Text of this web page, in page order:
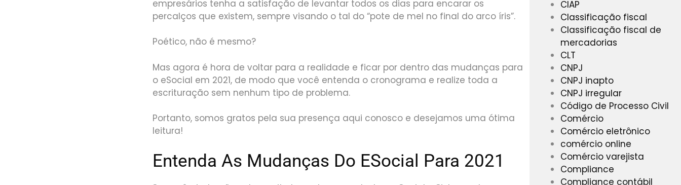
empresários tenha a satisfação de levantar todos os dias para encarar os
percalços que existem, sempre visando o tal do “pote de mel no final do arco íris”.
Poético, não é mesmo?
Mas agora é hora de voltar para a realidade e ficar por dentro das mudanças para
o eSocial em 2021, de modo que você entenda o cronograma e realize toda a
escrituração sem nenhum tipo de problema.
Portanto, somos gratos pela sua presença aqui conosco e desejamos uma ótima
leitura!
Entenda As Mudanças Do ESocial Para 2021
CIAP
Classificação fiscal
Classificação fiscal de
mercadorias
CLT
CNPJ
CNPJ inapto
CNPJ irregular
Código de Processo Civil
Comércio
Comércio eletrônico
comércio online
Comércio varejista
Compliance
Compliance contábil